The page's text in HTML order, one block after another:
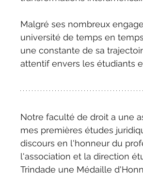
Malgré ses nombreux
université de temps en
une constante de sa
attentif envers les étudiants
Notre faculté de droit a une
mes premières études
discours en l'honneur du
l'association et la direction
Trindade une Médaille